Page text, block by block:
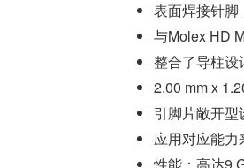
表面焊接针脚
与Molex HD
整合了导柱设
2.00 mm x
引脚片敞开型
应用对应能